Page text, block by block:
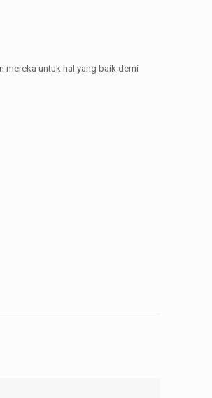
mereka untuk hal yang baik demi